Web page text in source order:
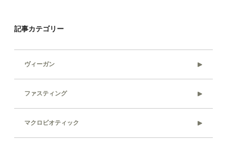
記事カテゴリー
ヴィーガン
ファスティング
マクロビオティック